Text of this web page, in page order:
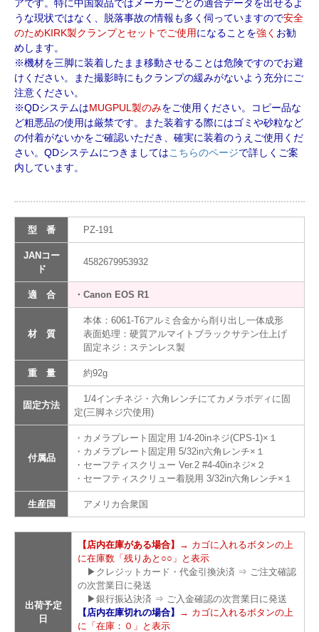
アです。特に中国製品ではメーカーごとの適合データを出せるよ
うな現状ではなく、脱落事故の情報も多く伺っていますので安全
のためKIRK製クランプとセットでご使用になることを強く お勧
めします。
※機材を三脚に装着したまま移動させることは危険ですのでお避
けください。また撮影時にもクランプの緩みがないよう充分にご
注意ください。
※QDシステムはMUGPUL製のみをご使用ください。コピー品な
ど粗悪品の使用は厳禁です。また装着する際にはゴミや砂粒など
の付着がないかをご確認いただき、確実に装着のうえご使用くだ
さい。QDシステムにつきましてはこちらのページで詳しくご案
内しています。
型 番 PZ-191
JANコー
ド
4582679953932
適 合 ・Canon EOS R1
材 質
本体：6061-T6アルミ合金から削り出し一体成形
表面処理：硬質アルマイトブラックサテン仕上げ
固定ネジ：ステンレス製
重 量 約92g
固定方法
1/4インチネジ・六角レンチにてカメラボディに固
定(三脚ネジ穴使用)
付属品
・カメラプレート固定用 1/4-20inネジ(CPS-1)×１
・カメラプレート固定用 5/32in六角レンチ×１
・セーフティスクリュー Ver.2 #4-40inネジ×２
・セーフティスクリュー着脱用 3/32in六角レンチ×１
生産国 アメリカ合衆国
出荷予定
日
【店内在庫がある場合】
→ カゴに入れるボタンの上
に在庫数「残りあと○○」と表示
▶クレジットカード・代金引換決済 ⇒ ご注文確認
の次営業日に発送
▶銀行振込決済 ⇒ ご入金確認の次営業日に発送
【店内在庫切れの場合】
→ カゴに入れるボタンの上
に「在庫：０」と表示